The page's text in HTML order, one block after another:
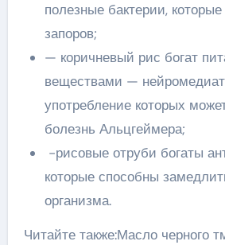
полезные бактерии,
запоров;
— коричневый рис богат
веществами —
употребление которых
болезнь Альцгеймера;
-рисовые отруби богаты
которые способны
организма.
Читайте также:Масло черного